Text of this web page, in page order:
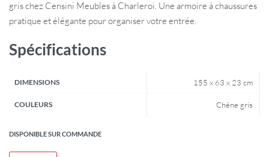
gris chez Censini Meubles à Charleroi. Une armoire à chaussures
pratique et élégante pour organiser votre entrée.
Spécifications
DIMENSIONS 155 x 63 x 23 cm
COULEURS Chêne gris
DISPONIBLE SUR COMMANDE